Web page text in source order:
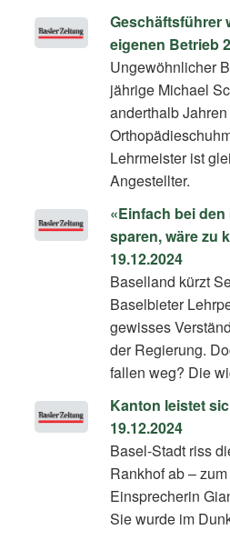
Geschäftsführer
eigenen Betrieb
Ungewöhnlicher
jährige Michael
anderthalb
Lehrmeister ist
Angestellter.
«Einfach bei
sparen, wäre zu
19.12.2024
Baselland kürzt
Baselbieter
gewisses
der Regierung.
fallen weg? Die
Kanton leistet
19.12.2024
Basel-Stadt riss
Rankhof ab –
Einsprecherin
Sie wurde im